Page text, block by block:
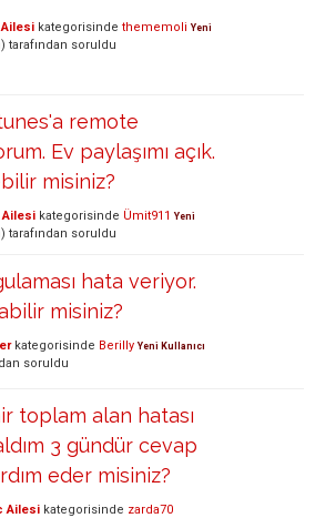
kategorisinde thememoli Yeni
tarafından soruldu
remote
Ev paylaşımı açık.
misiniz?
Ailesi kategorisinde Ümit911 Yeni
tarafından soruldu
hata veriyor.
misiniz?
kategorisinde Berilly Yeni Kullanıcı
soruldu
toplam alan hatası
3 gündür cevap
eder misiniz?
Ailesi kategorisinde zarda70